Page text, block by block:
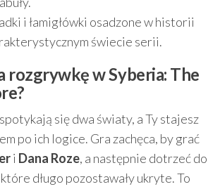
i łamigłówki osadzone w historii
świecie serii.
rozgrywkę w Syberia: The
się dwa światy, a Ty stajesz
po ich logice. Gra zachęca, by grać
i Dana Roze, a następnie dotrzeć do
długo pozostawały ukryte. To